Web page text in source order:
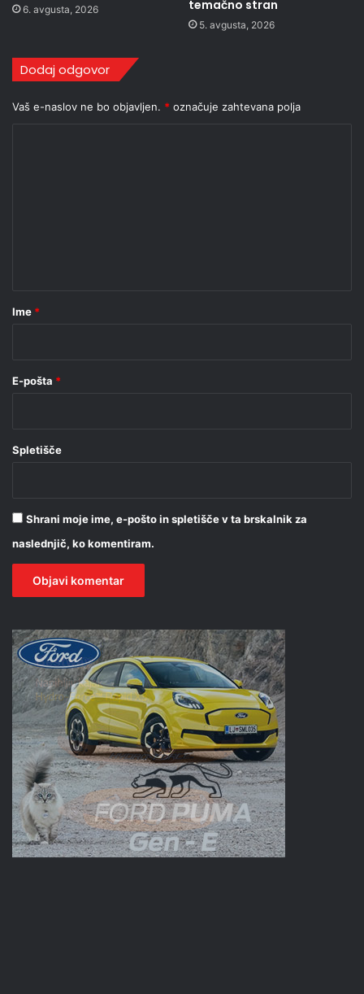
6. avgusta, 2026 temačno stran
5. avgusta, 2026
Dodaj odgovor
Vaš e-naslov ne bo objavljen. * označuje zahtevana polja
r
Ime *
E-pošta *
Spletišče
Shrani moje ime, e-pošto in spletišče v ta brskalnik za
naslednjič, ko komentiram.